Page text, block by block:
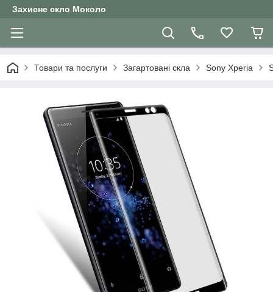
Захисне скло Moколо
Товари та послуги Загартовані скла Sony Xperia